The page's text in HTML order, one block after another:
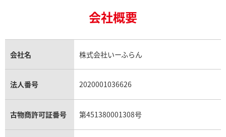
金貨買取
貴金属買取
銀・シルバー買取
パラジウム買取
トパーズ買取
タンザナイト買取
パライバトルマリン買取
キャッツアイ買取
ガーネット買取
アクアマリン買取
ロレックス エクスプローラー買取
ロレックス デイトジャスト買取
パテック フィリップ買取
パテック フィリップノーチラス買取
ヴァシュロン・コンスタンタン買取
オメガ買取
シャネル マトラッセ買取
セリーヌ買取
プラダ買取
ヴァンクリーフ＆アーペル買取
ショーメ買取
ダミアーニ買取
モーブッサン買取
会社概要
会社名 株式会社いーふらん
法人番号 2020001036626
古物商許可証番号 第451380001308号